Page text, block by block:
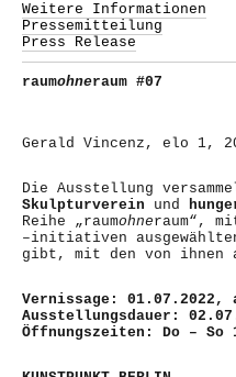
Weitere Informationen
Pressemitteilung
Press Release
raumohneraum #07
Gerald Vincenz, elo 1,
Die Ausstellung
Skulpturverein und
Reihe „raumohneraum“,
–initiativen
gibt, mit den von ihnen
Vernissage: 01.07.2022,
Ausstellungsdauer:
Öffnungszeiten: Do – So